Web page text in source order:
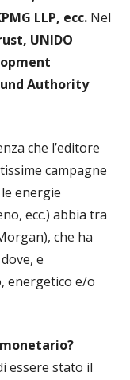
LLP, ecc. Nel
, UNIDO
Authority
che l’editore
campagne
energie
ecc.) abbia tra
che ha
e
energetico e/o
essere stato il